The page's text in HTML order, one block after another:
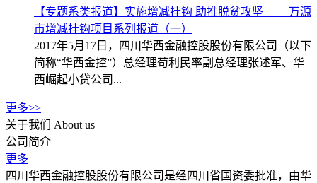
【专题系类报道】实施增减挂钩 助推脱贫攻坚 ——万源
市增减挂钩项目系列报道（一）
2017年5月17日，四川华西金融控股股份有限公司（以下
简称“华西金控”）总经理苟利民率副总经理张述军、华
西崛起小贷公司...
更多>>
关于我们
About us
公司简介
更多
四川华西金融控股股份有限公司是经四川省国资委批准，由华